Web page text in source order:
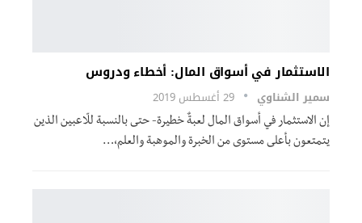
الاستثمار في أسواق المال: أخطاء ودروس
سمير الشناوي 29 أغسطس 2019
إن الاستثمار في أسواق المال لعبةٌ خطيرة- حتى بالنسبة للّاعبين الذين
يتمتعون بأعلى مستوى من الخبرة والموهبة والعلم،…